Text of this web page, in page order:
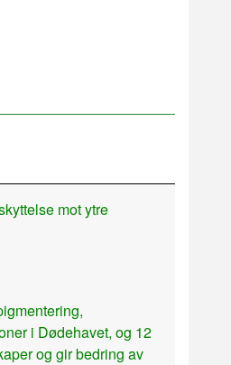
mot ytre
i Dødehavet, og 12
og gir bedring av